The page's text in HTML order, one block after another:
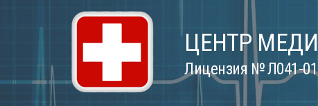
ЦЕНТР
Лицензия № Л041-